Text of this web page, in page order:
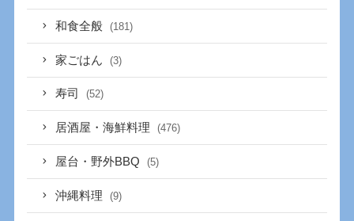
和食全般 (181)
家ごはん (3)
寿司 (52)
居酒屋・海鮮料理 (476)
屋台・野外BBQ (5)
沖縄料理 (9)